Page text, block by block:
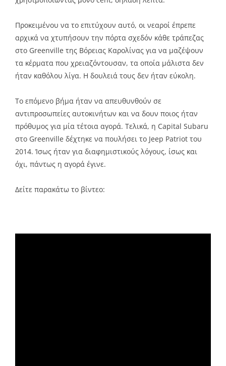
Προκειμένου να το επιτύχουν αυτό, οι νεαροί έπρεπε
αρχικά να χτυπήσουν την πόρτα σχεδόν κάθε τράπεζας
στο Greenville της Βόρειας Καρολίνας για να μαζέψουν
τα κέρματα που χρειαζόντουσαν, τα οποία μάλιστα δεν
ήταν καθόλου λίγα. Η δουλειά τους δεν ήταν εύκολη.
Το επόμενο βήμα ήταν να απευθυνθούν σε
αντιπροσωπείες αυτοκινήτων και να δουν ποιος ήταν
πρόθυμος για μία τέτοια αγορά. Τελικά, η Capital Subaru
στο Greenville δέχτηκε να πουλήσει το Jeep Patriot του
2014. Ίσως ήταν για διαφημιστικούς λόγους, ίσως και
όχι, πάντως η αγορά έγινε.
Δείτε παρακάτω το βίντεο: